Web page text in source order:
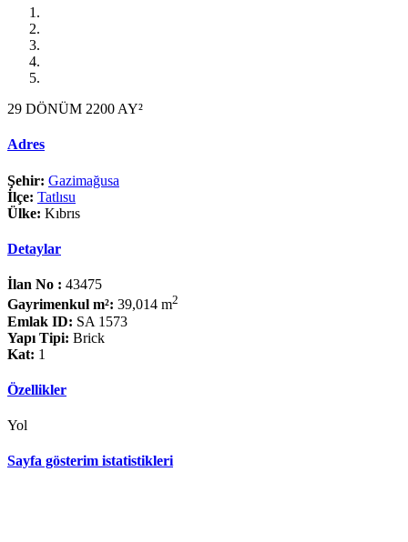
29 DÖNÜM 2200 AY²
Adres
Şehir: Gazimağusa
İlçe: Tatlısu
Ülke: Kıbrıs
Detaylar
İlan No : 43475
Gayrimenkul m²: 39,014 m2
Emlak ID: SA 1573
Yapı Tipi: Brick
Kat: 1
Özellikler
Yol
Sayfa gösterim istatistikleri